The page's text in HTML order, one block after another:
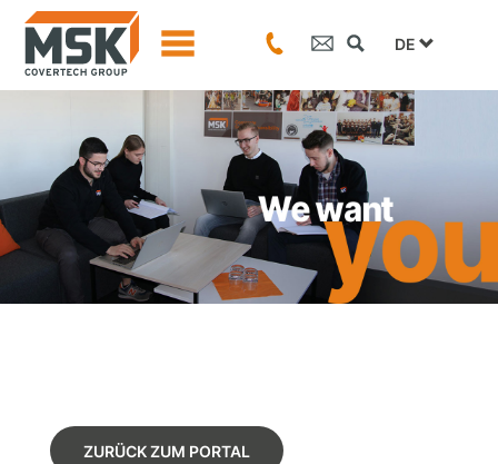
DE
ZURÜCK ZUM PORTAL